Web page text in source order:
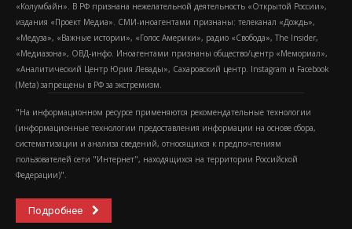
«Колумбайн». В РФ признана нежелательной деятельность «Открытой России»,
издания «Проект Медиа». СМИ-иноагентами признаны: телеканал «Дождь»,
«Медуза», «Важные истории», «Голос Америки», радио «Свобода», The Insider,
«Медиазона», ОВД-инфо. Иноагентами признаны общество/центр «Мемориал»,
«Аналитический Центр Юрия Левады», Сахаровский центр. Instagram и Facebook
(Metа) запрещены в РФ за экстремизм.
"На информационном ресурсе применяются рекомендательные технологии
(информационные технологии предоставления информации на основе сбора,
систематизации и анализа сведений, относящихся к предпочтениям
пользователей сети "Интернет", находящихся на территории Российской
Федерации)".
Подробнее